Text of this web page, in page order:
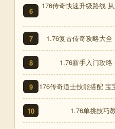
6
176传奇快速升级路线
7 1.76复古传奇攻略大
8 1.76新手入门攻
9 176传奇道士技能搭配
10 1.76单挑技巧